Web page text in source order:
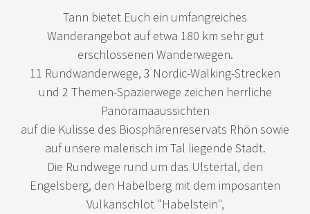
Tann bietet Euch ein umfangreiches
Wanderangebot auf etwa 180 km sehr gut
erschlossenen Wanderwegen.
11 Rundwanderwege, 3 Nordic-Walking-Strecken
und 2 Themen-Spazierwege zeichen herrliche
Panoramaaussichten
auf die Kulisse des Biosphärenreservats Rhön sowie
auf unsere malerisch im Tal liegende Stadt.
Die Rundwege rund um das Ulstertal, den
Engelsberg, den Habelberg mit dem imposanten
Vulkanschlot "Habelstein",